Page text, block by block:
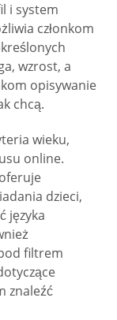
i system
członkom
wzrost, a
opisywanie
chcą.
wieku,
online.
dzieci,
języka
filtrem
znaleźć